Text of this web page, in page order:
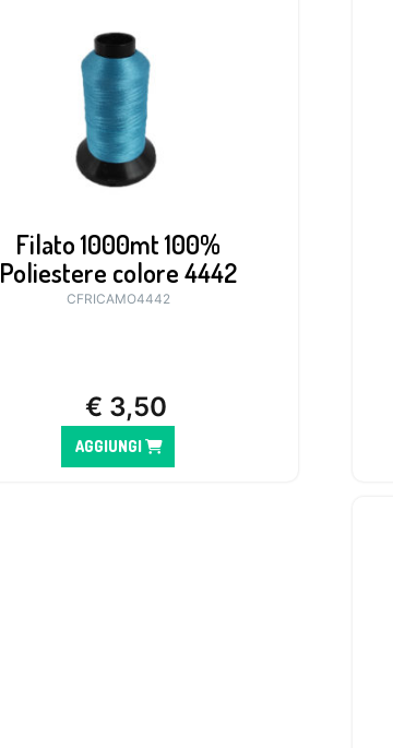
Filato 1000mt 100%
Poliestere colore 4442
CFRICAMO4442
€ 3,50
AGGIUNGI